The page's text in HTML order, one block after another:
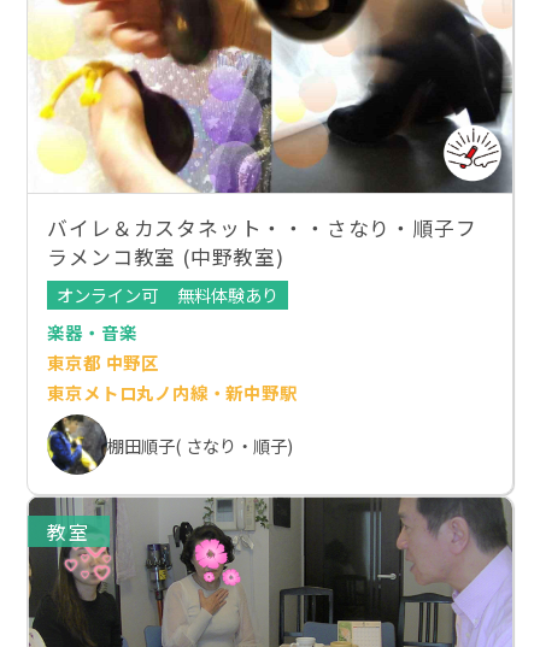
バイレ＆カスタネット・・・さなり・順子フ
ラメンコ教室 (中野教室)
オンライン可
無料体験あり
楽器・音楽
東京都 中野区
東京メトロ丸ノ内線・新中野駅
棚田順子( さなり・順子)
教室